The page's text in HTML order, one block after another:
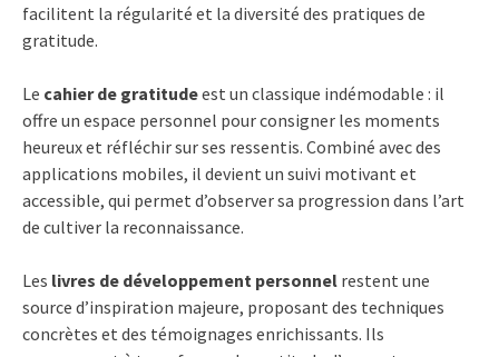
facilitent la régularité et la diversité des pratiques de
gratitude.
Le cahier de gratitudeest un classique indémodable : il
offre un espace personnel pour consigner les moments
heureux et réfléchir sur ses ressentis. Combiné avec des
applications mobiles, il devient un suivi motivant et
accessible, qui permet d’observer sa progression dans l’art
de cultiver la reconnaissance.
Les livres de développement personnel restent une
source d’inspiration majeure, proposant des techniques
concrètes et des témoignages enrichissants. Ils